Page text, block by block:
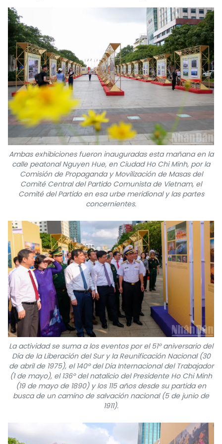
Ambas exhibiciones fueron inauguradas esta mañana en la
calle peatonal Nguyen Hue, en Ciudad Ho Chi Minh, por la
Comisión de Propaganda y Movilización de Masas del
Comité Central del Partido Comunista de Vietnam, el
Comité del Partido en esa urbe meridional y las partes
concernientes.
La actividad se suma a los eventos por el 51º aniversario del
Día de la Liberación del Sur y la Reunificación Nacional (30
de abril de 1975), el 140º del Día Internacional del Trabajador
(1 de mayo), el 136º del natalicio del Presidente Ho Chi Minh
(19 de mayo de 1890) y los 115 años desde su partida en
busca de un camino de salvación nacional (5 de junio de
1911).